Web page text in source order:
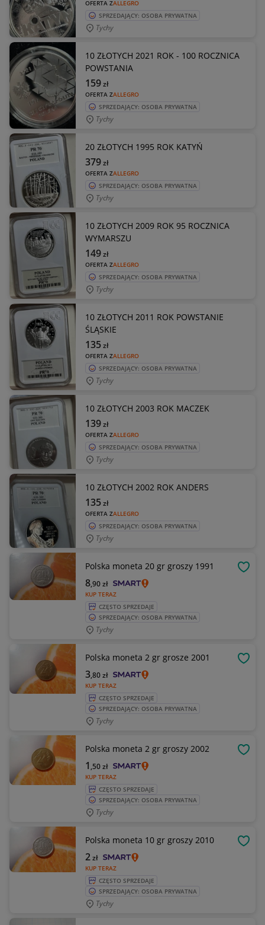
OFERTA ZALLEGRO
SPRZEDAJĄCY: OSOBA PRYWATNA
Tychy
10 ZŁOTYCH 2021 ROK - 100 ROCZNICA
POWSTANIA
OFERTA ZALLEGRO
159zł
SPRZEDAJĄCY: OSOBA PRYWATNA
Tychy
20 ZŁOTYCH 1995 ROK KATYŃ
OFERTA ZALLEGRO
379zł
SPRZEDAJĄCY: OSOBA PRYWATNA
Tychy
10 ZŁOTYCH 2009 ROK 95 ROCZNICA
WYMARSZU
OFERTA ZALLEGRO
149zł
SPRZEDAJĄCY: OSOBA PRYWATNA
Tychy
10 ZŁOTYCH 2011 ROK POWSTANIE
ŚLĄSKIE
OFERTA ZALLEGRO
135zł
SPRZEDAJĄCY: OSOBA PRYWATNA
Tychy
10 ZŁOTYCH 2003 ROK MACZEK
OFERTA ZALLEGRO
139zł
SPRZEDAJĄCY: OSOBA PRYWATNA
Tychy
10 ZŁOTYCH 2002 ROK ANDERS
OFERTA ZALLEGRO
135zł
SPRZEDAJĄCY: OSOBA PRYWATNA
Tychy
Polska moneta 20 gr groszy 1991
KUP TERAZ
8,90zł
CZĘSTO SPRZEDAJE
SPRZEDAJĄCY: OSOBA PRYWATNA
Tychy
Polska moneta 2 gr grosze 2001
KUP TERAZ
3,80zł
CZĘSTO SPRZEDAJE
SPRZEDAJĄCY: OSOBA PRYWATNA
Tychy
Polska moneta 2 gr groszy 2002
KUP TERAZ
1 ,50zł
CZĘSTO SPRZEDAJE
SPRZEDAJĄCY: OSOBA PRYWATNA
Tychy
Polska moneta 10 gr groszy 2010
KUP TERAZ
2zł
CZĘSTO SPRZEDAJE
SPRZEDAJĄCY: OSOBA PRYWATNA
Tychy